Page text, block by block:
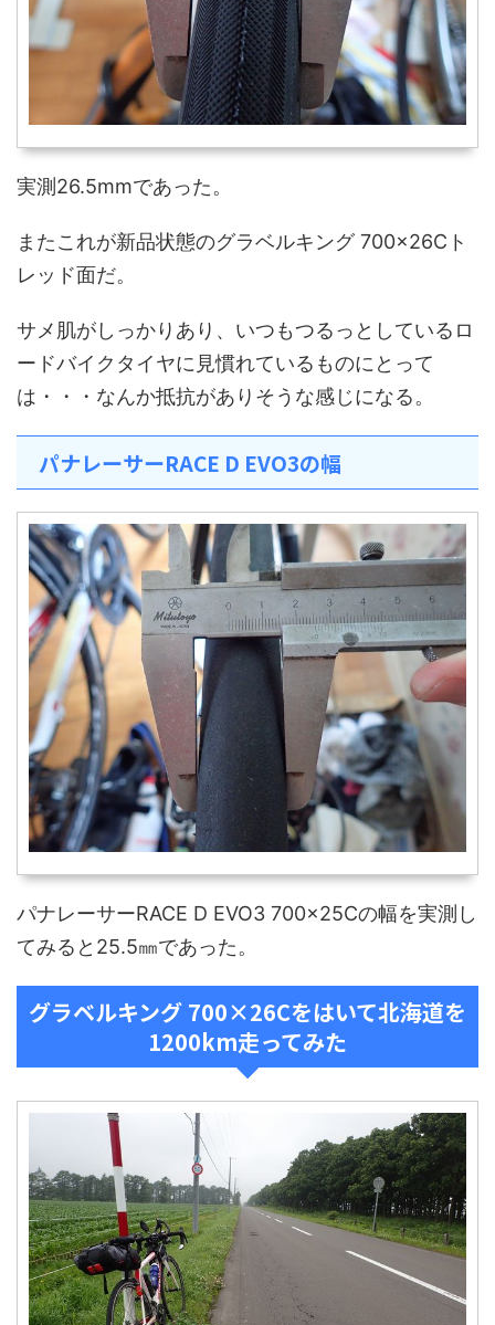
実測26.5mmであった。
またこれが新品状態のグラベルキング 700×26Cト
レッド面だ。
サメ肌がしっかりあり、いつもつるっとしているロ
ードバイクタイヤに見慣れているものにとって
は・・・なんか抵抗がありそうな感じになる。
パナレーサーRACE D EVO3の幅
パナレーサーRACE D EVO3 700×25Cの幅を実測し
てみると25.5㎜であった。
グラベルキング 700×26Cをはいて北海道を
1200km走ってみた